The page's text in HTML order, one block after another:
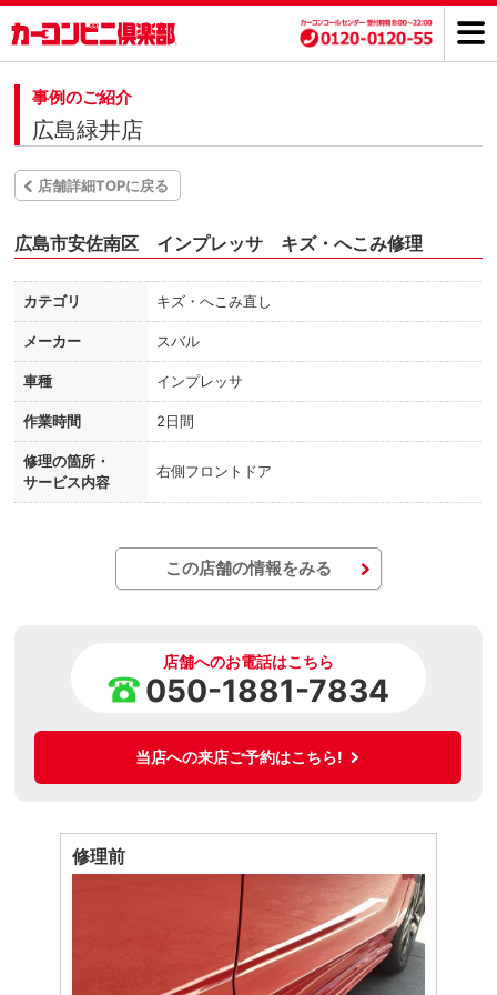
事例のご紹介
広島緑井店
店舗詳細TOPに戻る
広島市安佐南区 インプレッサ キズ・へこみ修理
カテゴリ キズ・へこみ直し
メーカー スバル
車種 インプレッサ
作業時間 2日間
修理の箇所・
サービス内容
右側フロントドア
この店舗の情報をみる
店舗へのお電話はこちら
050-1881-7834
当店への来店ご予約はこちら!
修理前